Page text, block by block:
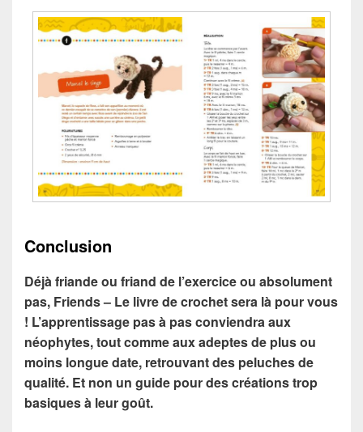
Conclusion
Déjà friande ou friand de l’exercice ou absolument
pas, Friends – Le livre de crochet sera là pour vous
! L’apprentissage pas à pas conviendra aux
néophytes, tout comme aux adeptes de plus ou
moins longue date, retrouvant des peluches de
qualité. Et non un guide pour des créations trop
basiques à leur goût.